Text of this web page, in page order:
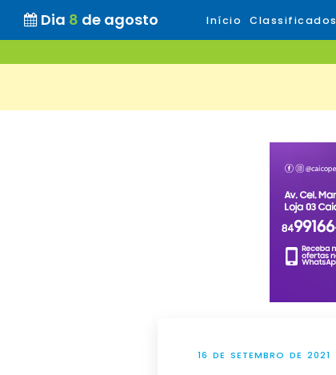
Dia 8 de agosto Início Classificados
16 DE SETEMBRO DE 2021